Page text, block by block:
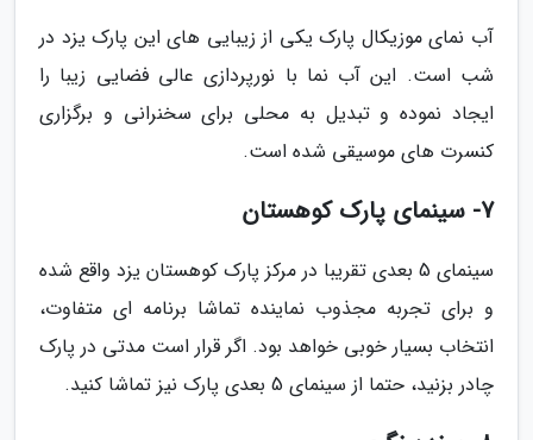
آب نمای موزیکال پارک یکی از زیبایی های این پارک یزد در
شب است. این آب نما با نورپردازی عالی فضایی زیبا را
ایجاد نموده و تبدیل به محلی برای سخنرانی و برگزاری
کنسرت های موسیقی شده است.
7- سینمای پارک کوهستان
سینمای 5 بعدی تقریبا در مرکز پارک کوهستان یزد واقع شده
و برای تجربه مجذوب نماینده تماشا برنامه ای متفاوت،
انتخاب بسیار خوبی خواهد بود. اگر قرار است مدتی در پارک
چادر بزنید، حتما از سینمای 5 بعدی پارک نیز تماشا کنید.